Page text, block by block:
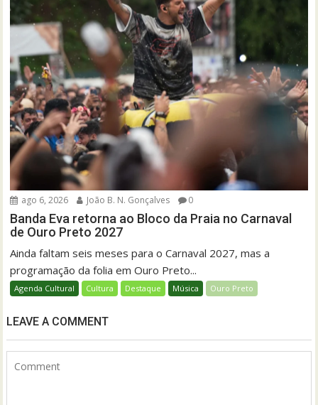
ago 6, 2026 João B. N. Gonçalves 0
Banda Eva retorna ao Bloco da Praia no Carnaval
de Ouro Preto 2027
Ainda faltam seis meses para o Carnaval 2027, mas a
programação da folia em Ouro Preto...
Agenda Cultural Cultura Destaque Música Ouro Preto
LEAVE A COMMENT